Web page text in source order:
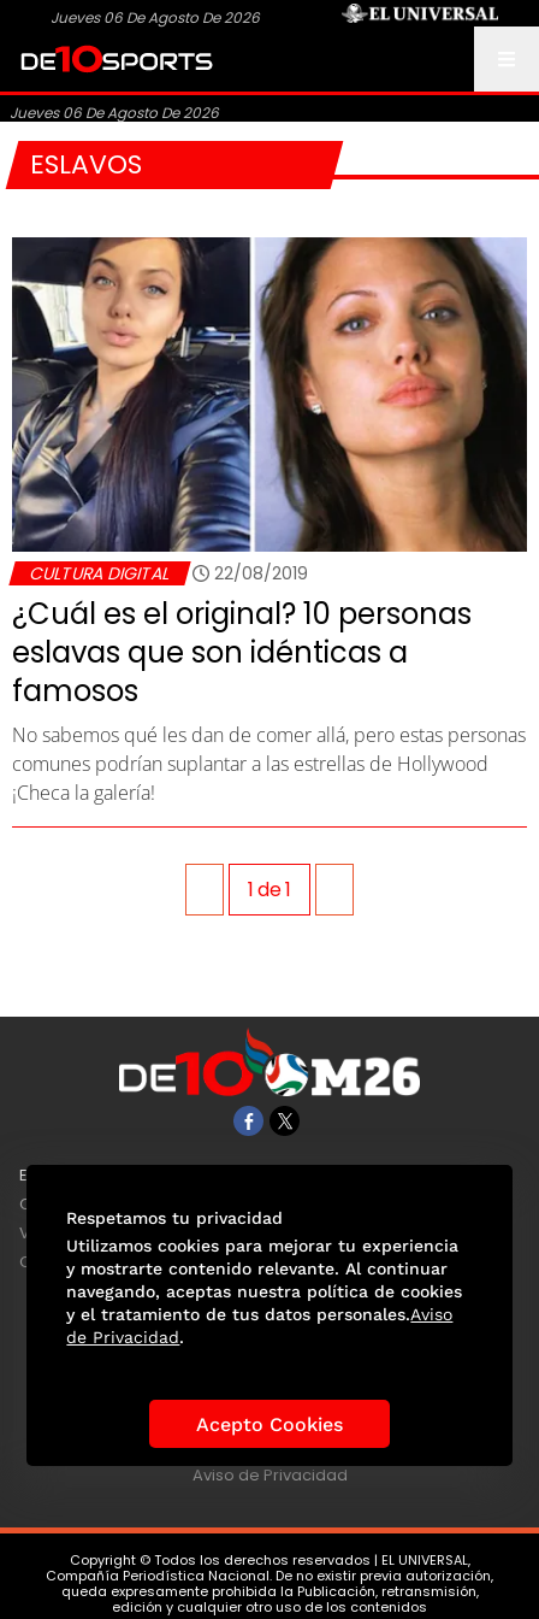
Jueves 06 De Agosto De 2026
Jueves 06 De Agosto De 2026
ESLAVOS
CULTURA DIGITAL 22/08/2019
¿Cuál es el original? 10 personas
eslavas que son idénticas a
famosos
No sabemos qué les dan de comer allá, pero estas personas
comunes podrían suplantar a las estrellas de Hollywood
¡Checa la galería!
1de1
EL UNIVERSAL
Clase
ViveUSA
Confabulario
Historia de los Mundiales Lo viral Anécdotas Mundialistas
Las Figuras Tendencias Directorio
Aviso de Privacidad
Copyright © Todos los derechos reservados | EL UNIVERSAL,
Compañía Periodística Nacional. De no existir previa autorización,
queda expresamente prohibida la Publicación, retransmisión,
edición y cualquier otro uso de los contenidos
Respetamos tu privacidad
Utilizamos cookies para mejorar tu experiencia
y mostrarte contenido relevante. Al continuar
navegando, aceptas nuestra política de cookies
y el tratamiento de tus datos personales.Aviso
de Privacidad.
Acepto Cookies